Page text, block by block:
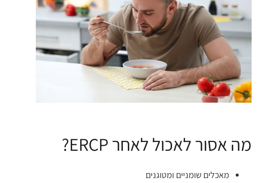
מה אסור לאכול לאחר ERCP?
מאכלים שומניים ומטוגנים